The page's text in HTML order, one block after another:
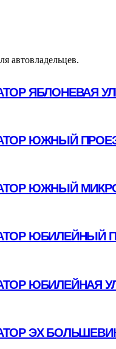
автовладельцев.
ЯБЛОНЕВАЯ
ЮЖНЫЙ
ЮЖНЫЙ
ЮБИЛЕЙНЫЙ
ЮБИЛЕЙНАЯ
ЭХ